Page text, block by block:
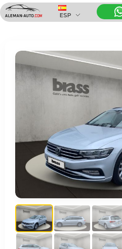
Coches de Alemania
Importación de Coches de Alemania
ESP